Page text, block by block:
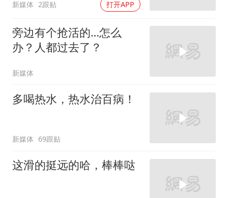
新媒体 2跟贴 打开APP
旁边有个抢活的…怎么
办？人都过去了？
新媒体
多喝热水，热水治百病！
新媒体 69跟贴
这滑的挺远的哈，棒棒哒